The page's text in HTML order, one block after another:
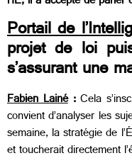
Portail de
projet de loi
s’assurant une
Fabien Lainé:Cela
convient d’analyser les
semaine, la stratégie de
et toucherait directement